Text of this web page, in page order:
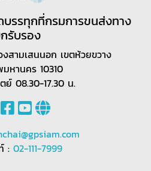
รรทุกที่กรมการขนส่งทาง
รับรอง
สามเสนนอก เขตห้วยขวาง
หานคร 10310
ย์ 08.30-17.30 น.
: 02-111-7999